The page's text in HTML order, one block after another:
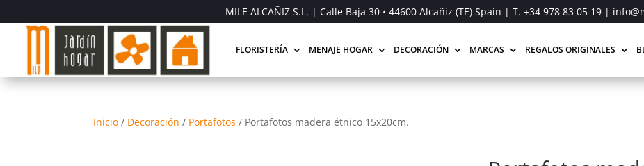
MILE ALCAÑIZ S.L. | Calle Baja 30 • 44600 Alcañiz (TE) Spain | T. +34 978 83 05 19|
FLORISTERÍA MENAJE HOGAR DECORACIÓN MARCAS REGALOS ORIGINALES
Inicio / Decoración / Portafotos / Portafotos madera étnico 15x20cm.